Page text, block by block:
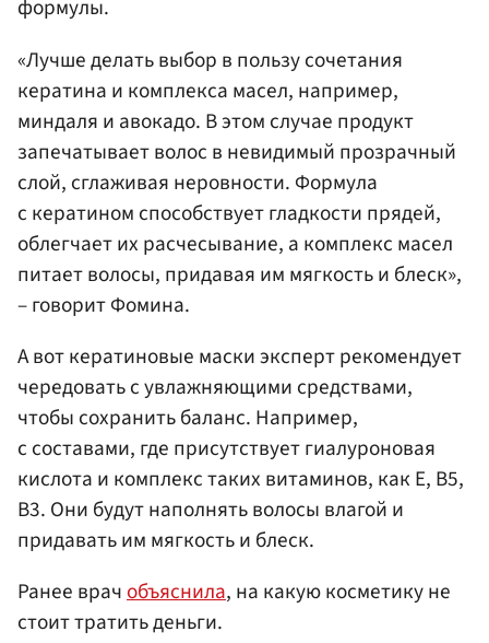
формулы.
«Лучше делать выбор в пользу сочетания
кератина и комплекса масел, например,
миндаля и авокадо. В этом случае продукт
запечатывает волос в невидимый прозрачный
слой, сглаживая неровности. Формула
с кератином способствует гладкости прядей,
облегчает их расчесывание, а комплекс масел
питает волосы, придавая им мягкость и блеск»,
– говорит Фомина.
А вот кератиновые маски эксперт рекомендует
чередовать с увлажняющими средствами,
чтобы сохранить баланс. Например,
с составами, где присутствует гиалуроновая
кислота и комплекс таких витаминов, как Е, В5,
В3. Они будут наполнять волосы влагой и
придавать им мягкость и блеск.
Ранее врачобъяснила, на какую косметику не
стоит тратить деньги.